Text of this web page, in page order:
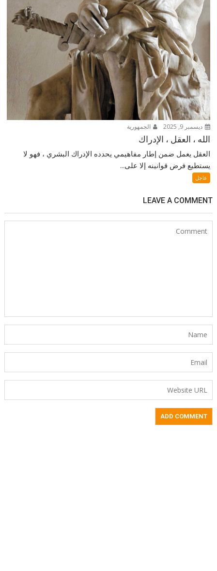
ديسمبر 9, 2025 الجمهورية
الله ، العقل ، الإدراك
العقل يعمل ضمن إطار مفاهيمي يحدده الإدراك البشري ، فهو لا
يستطيع فرض قوانينه إلا على...
عاجل
LEAVE A COMMENT